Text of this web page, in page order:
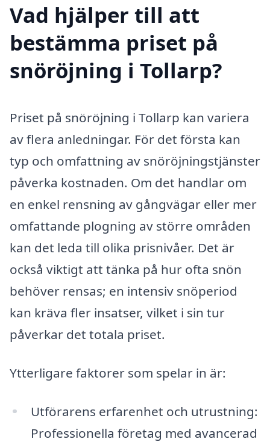
Vad hjälper till att
bestämma priset på
snöröjning i Tollarp?
Priset på snöröjning i Tollarp kan variera
av flera anledningar. För det första kan
typ och omfattning av snöröjningstjänster
påverka kostnaden. Om det handlar om
en enkel rensning av gångvägar eller mer
omfattande plogning av större områden
kan det leda till olika prisnivåer. Det är
också viktigt att tänka på hur ofta snön
behöver rensas; en intensiv snöperiod
kan kräva fler insatser, vilket i sin tur
påverkar det totala priset.
Ytterligare faktorer som spelar in är:
Utförarens erfarenhet och utrustning:
Professionella företag med avancerad